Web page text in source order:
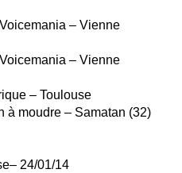
– Vienne
– Vienne
– Toulouse
à moudre – Samatan (32)
24/01/14